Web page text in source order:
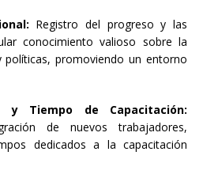
Registro del progreso y las
conocimiento valioso sobre la
promoviendo un entorno
y Tiempo de Capacitación:
de nuevos trabajadores,
dedicados a la capacitación